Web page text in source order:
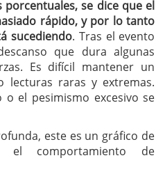
se dice que el
rápido, y por lo tanto
sucediendo. Tras el evento
que dura algunas
Es difícil mantener un
lecturas raras y extremas.
el pesimismo excesivo se
este es un gráfico de
comportamiento de